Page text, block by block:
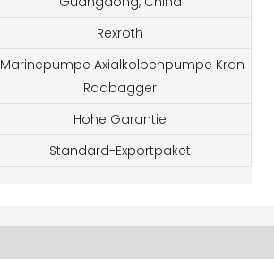
Rexroth
Marinepumpe Axialkolbenpumpe Kran
Radbagger
Hohe Garantie
Standard-Exportpaket